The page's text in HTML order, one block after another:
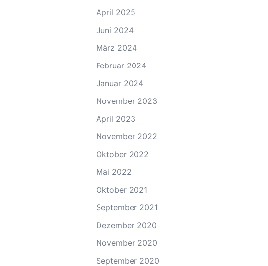
April 2025
Juni 2024
März 2024
Februar 2024
Januar 2024
November 2023
April 2023
November 2022
Oktober 2022
Mai 2022
Oktober 2021
September 2021
Dezember 2020
November 2020
September 2020